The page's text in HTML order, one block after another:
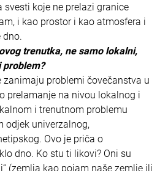
koje ne prelazi granice
i kao prostor i kao atmosfera i
dno.
trenutka, ne samo lokalni,
problem?
zanimaju problemi čovečanstva u
prelamanje na nivou lokalnog i
i trenutnom problemu
odjek univerzalnog,
Ovo je priča o
dno. Ko stu ti likovi? Oni su
(zemlja kao pojam naše zemlje ili